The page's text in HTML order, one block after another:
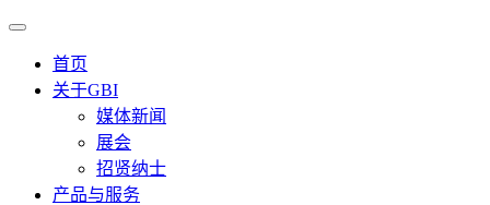
首页
关于GBI
媒体新闻
展会
招贤纳士
产品与服务